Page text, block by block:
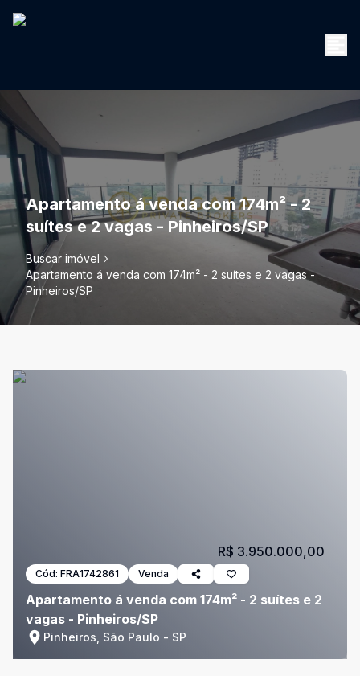
Apartamento á venda com 174m² - 2
suítes e 2 vagas - Pinheiros/SP
Buscar imóvel
Apartamento á venda com 174m² - 2 suítes e 2 vagas -
Pinheiros/SP
Cód: FRA1742861 Venda
Apartamento á venda com 174m² - 2 suítes e 2
vagas - Pinheiros/SP
Pinheiros, São Paulo - SP
R$ 3.950.000,00